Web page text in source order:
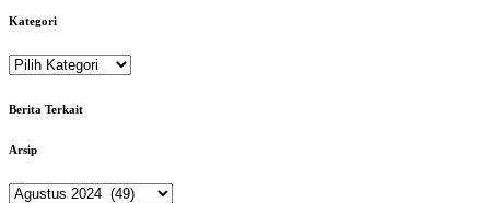
Kategori
Kategori
Berita Terkait
Arsip
Arsip